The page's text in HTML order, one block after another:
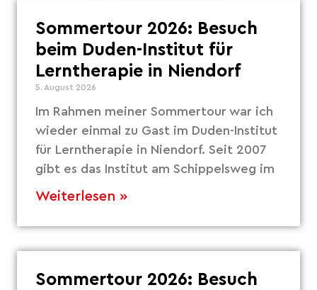
Sommertour 2026: Besuch
beim Duden-Institut für
Lerntherapie in Niendorf
5. August 2026
Im Rahmen meiner Sommertour war ich
wieder einmal zu Gast im Duden-Institut
für Lerntherapie in Niendorf. Seit 2007
gibt es das Institut am Schippelsweg im
Weiterlesen »
Sommertour 2026: Besuch